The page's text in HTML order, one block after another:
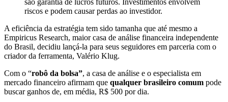
são garantia de lucros futuros. Investimentos envolvem
riscos e podem causar perdas ao investidor.
A eficiência da estratégia tem sido tamanha que até mesmo a
Empiricus Research, maior casa de análise financeira independente
do Brasil, decidiu lançá-la para seus seguidores em parceria com o
criador da ferramenta, Valério Klug.
Com o “robô da bolsa”, a casa de análise e o especialista em
mercado financeiro afirmam que qualquer brasileiro comum pode
buscar ganhos de, em média, R$ 500 por dia.